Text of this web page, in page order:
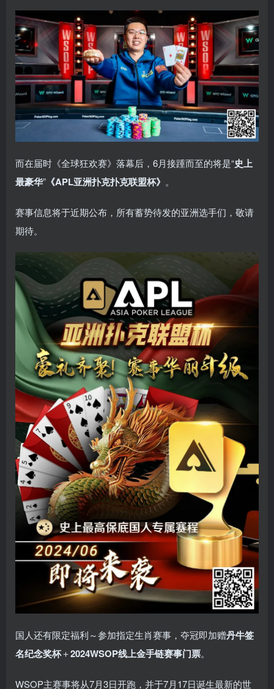
而在届时《全球狂欢赛》落幕后，6月接踵而至的将是“史上
最豪华” 《APL亚洲扑克扑克联盟杯》 。
赛事信息将于近期公布，所有蓄势待发的亚洲选手们，敬请
期待。
国人还有限定福利～参加指定生肖赛事，夺冠即加赠丹牛签
名纪念奖杯＋2024WSOP线上金手链赛事门票。
WSOP主赛事将从7月3日开跑，并于7月17日诞生最新的世